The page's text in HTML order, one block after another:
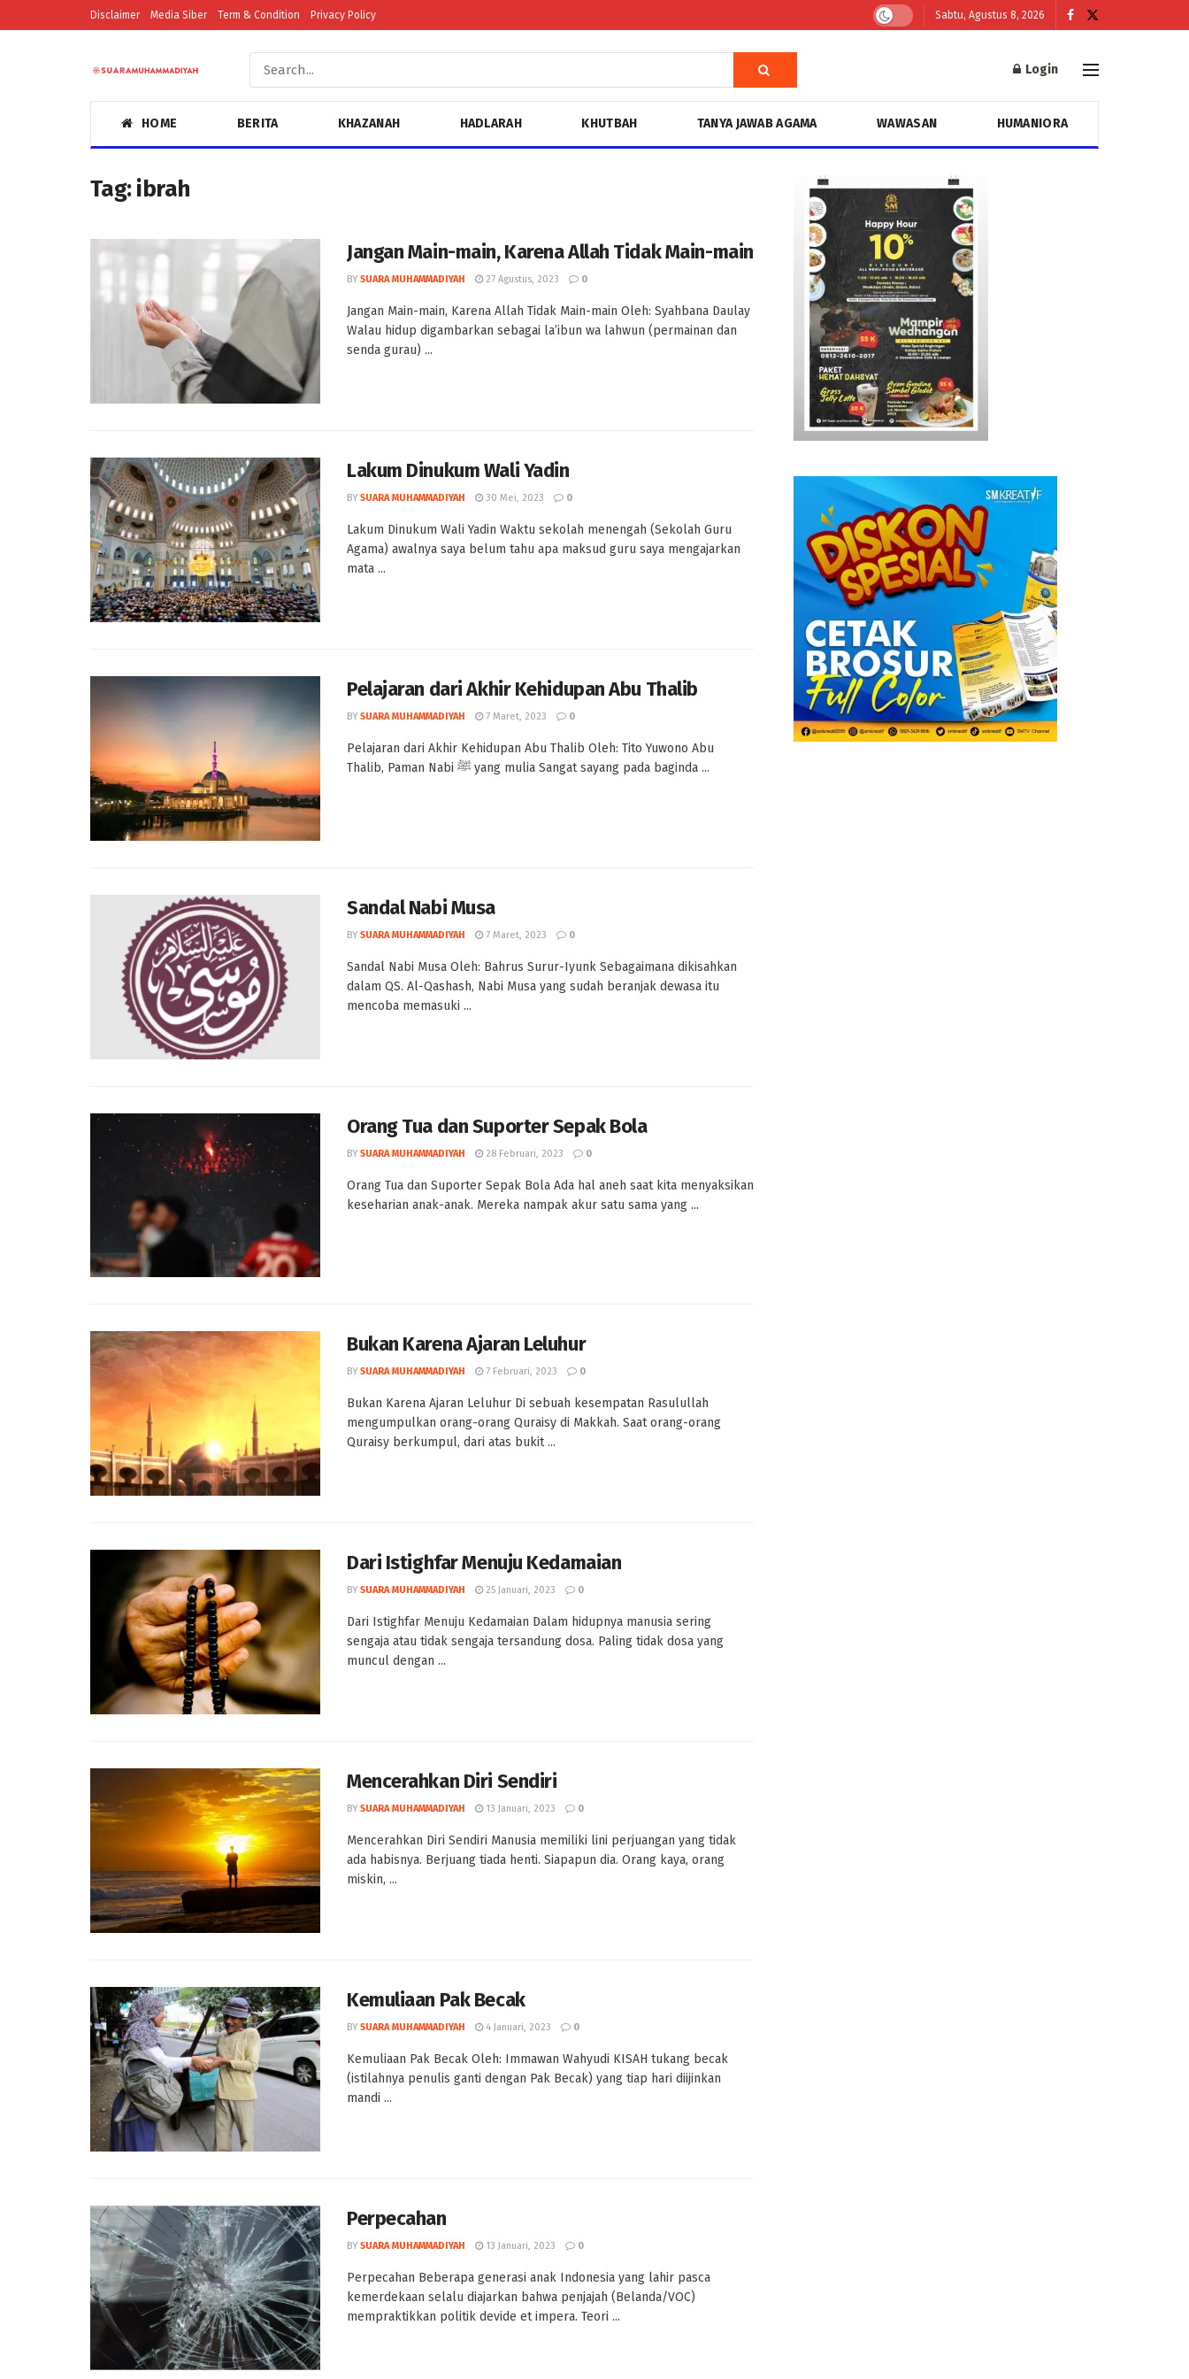
Disclaimer Media Siber Term & Condition Privacy Policy Sabtu, Agustus 8, 2026
Login
HOME BERITA KHAZANAH HADLARAH KHUTBAH TANYA JAWAB AGAMA WAWASAN HUMANIORA
Tag:ibrah
Jangan Main-main, Karena Allah Tidak Main-main
BY SUARA MUHAMMADIYAH 27 Agustus, 2023 0
Jangan Main-main, Karena Allah Tidak Main-main Oleh: Syahbana Daulay
Walau hidup digambarkan sebagai la’ibun wa lahwun (permainan dan
senda gurau) ...
Lakum Dinukum Wali Yadin
BY SUARA MUHAMMADIYAH 30 Mei, 2023 0
Lakum Dinukum Wali Yadin Waktu sekolah menengah (Sekolah Guru
Agama) awalnya saya belum tahu apa maksud guru saya mengajarkan
mata ...
Pelajaran dari Akhir Kehidupan Abu Thalib
BY SUARA MUHAMMADIYAH 7 Maret, 2023 0
Pelajaran dari Akhir Kehidupan Abu Thalib Oleh: Tito Yuwono Abu
Thalib, Paman Nabi ﷺ yang mulia Sangat sayang pada baginda ...
Sandal Nabi Musa
BY SUARA MUHAMMADIYAH 7 Maret, 2023 0
Sandal Nabi Musa Oleh: Bahrus Surur-Iyunk Sebagaimana dikisahkan
dalam QS. Al-Qashash, Nabi Musa yang sudah beranjak dewasa itu
mencoba memasuki ...
Orang Tua dan Suporter Sepak Bola
BY SUARA MUHAMMADIYAH 28 Februari, 2023 0
Orang Tua dan Suporter Sepak Bola Ada hal aneh saat kita menyaksikan
keseharian anak-anak. Mereka nampak akur satu sama yang ...
Bukan Karena Ajaran Leluhur
BY SUARA MUHAMMADIYAH 7 Februari, 2023 0
Bukan Karena Ajaran Leluhur Di sebuah kesempatan Rasulullah
mengumpulkan orang-orang Quraisy di Makkah. Saat orang-orang
Quraisy berkumpul, dari atas bukit ...
Dari Istighfar Menuju Kedamaian
BY SUARA MUHAMMADIYAH 25 Januari, 2023 0
Dari Istighfar Menuju Kedamaian Dalam hidupnya manusia sering
sengaja atau tidak sengaja tersandung dosa. Paling tidak dosa yang
muncul dengan ...
Mencerahkan Diri Sendiri
BY SUARA MUHAMMADIYAH 13 Januari, 2023 0
Mencerahkan Diri Sendiri Manusia memiliki lini perjuangan yang tidak
ada habisnya. Berjuang tiada henti. Siapapun dia. Orang kaya, orang
miskin, ...
Kemuliaan Pak Becak
BY SUARA MUHAMMADIYAH 4 Januari, 2023 0
Kemuliaan Pak Becak Oleh: Immawan Wahyudi KISAH tukang becak
(istilahnya penulis ganti dengan Pak Becak) yang tiap hari diijinkan
mandi ...
Perpecahan
BY SUARA MUHAMMADIYAH 13 Januari, 2023 0
Perpecahan Beberapa generasi anak Indonesia yang lahir pasca
kemerdekaan selalu diajarkan bahwa penjajah (Belanda/VOC)
mempraktikkan politik devide et impera. Teori ...